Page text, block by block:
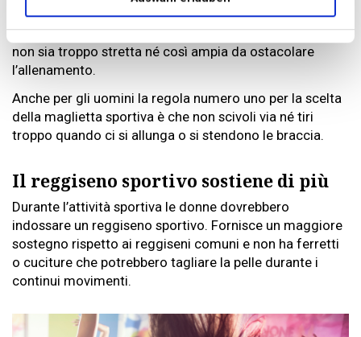
quanto deve essere stretta la maglietta. Non esistono
canoni giusti o sbagliati: l’importante è che la maglietta
non sia troppo stretta né così ampia da ostacolare
l’allenamento.
Anche per gli uomini la regola numero uno per la scelta
della maglietta sportiva è che non scivoli via né tiri
troppo quando ci si allunga o si stendono le braccia.
Il reggiseno sportivo sostiene di più
Durante l’attività sportiva le donne dovrebbero
indossare un reggiseno sportivo. Fornisce un maggiore
sostegno rispetto ai reggiseni comuni e non ha ferretti
o cuciture che potrebbero tagliare la pelle durante i
continui movimenti.